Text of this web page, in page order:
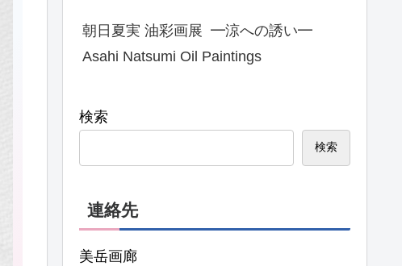
朝日夏実 油彩画展 ━涼への誘い━
Asahi Natsumi Oil Paintings
検索
検索
連絡先
美岳画廊